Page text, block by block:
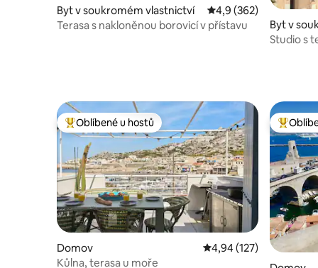
Byt v soukromém vlastnictví Průměrné hodnocení
4,9 (362)
Terasa s nakloněnou borovicí v přístavu
Byt v
Studio s
Nejlepší v kategorii Oblíbené u hostů
Oblíbené u hostů
Domov Průměrné hodnocení
4,94 (127)
Kůlna, terasa u moře